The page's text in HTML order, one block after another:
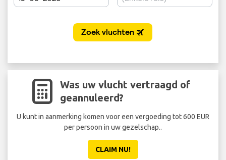
Was uw vlucht vertraagd of
geannuleerd?
U kunt in aanmerking komen voor een vergoeding tot 600 EUR
per persoon in uw gezelschap..
CLAIM NU!